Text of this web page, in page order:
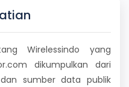
Wirelessindo yang
dikumpulkan dari
sumber data publik